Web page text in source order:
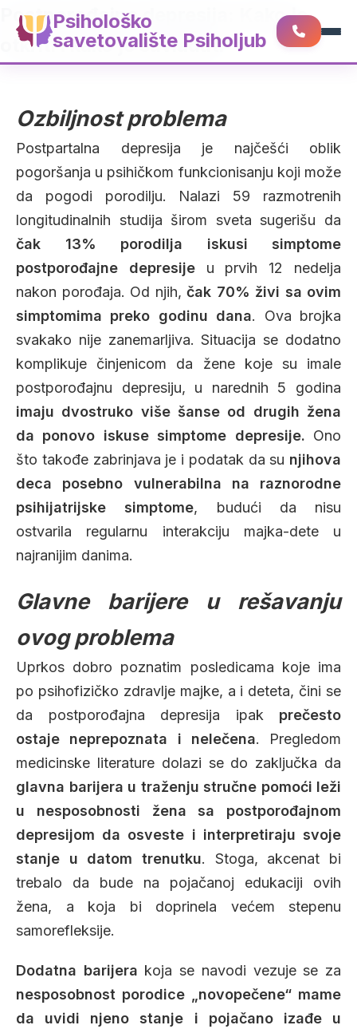
Psihološko
savetovalište Psiholjub
Postporođajna depresija: Kako je
otkriti i kako je savladati
Ozbiljnost problema
Postpartalna depresija je najčešći oblik
pogoršanja u psihičkom funkcionisanju koji može
da pogodi porodilju. Nalazi 59 razmotrenih
longitudinalnih studija širom sveta sugerišu da
čak 13% porodilja iskusi simptome
postporođajne depresijeu prvih 12 nedelja
nakon porođaja. Od njih, čak 70% živi sa ovim
simptomima preko godinu dana. Ova brojka
svakako nije zanemarljiva. Situacija se dodatno
komplikuje činjenicom da žene koje su imale
postporođajnu depresiju, u narednih 5 godina
imaju dvostruko više šanse od drugih žena
da ponovo iskuse simptome depresije. Ono
što takođe zabrinjava je i podatak da su njihova
deca posebno vulnerabilna na raznorodne
psihijatrijske simptome, budući da nisu
ostvarila regularnu interakciju majka-dete u
najranijim danima.
Glavne barijere u rešavanju
ovog problema
Uprkos dobro poznatim posledicama koje ima
po psihofizičko zdravlje majke, a i deteta, čini se
da postporođajna depresija ipak prečesto
ostaje neprepoznata i nelečena. Pregledom
medicinske literature dolazi se do zaključka da
glavna barijera u traženju stručne pomoći leži
u nesposobnosti žena sa postporođajnom
depresijom da osveste i interpretiraju svoje
stanje u datom trenutku. Stoga, akcenat bi
trebalo da bude na pojačanoj edukaciji ovih
žena, a koja bi doprinela većem stepenu
samorefleksije.
Dodatna barijera koja se navodi vezuje se za
nesposobnost porodice „novopečene“ mame
da uvidi njeno stanje i pojačano izađe u